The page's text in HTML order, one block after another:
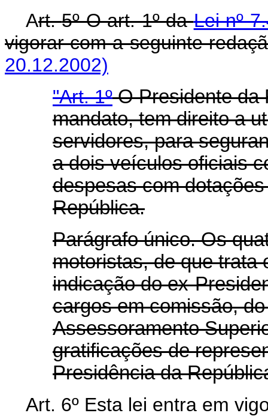
Art. 5º O art. 1º daLei nº
vigorar com a seguinte
20.12.2002)
"Art. 1ºO Presidente da
mandato, tem direito a
servidores, para
a dois veículos oficiais
despesas com
República.
Parágrafo único. Os
motoristas, de que trata
indicação do ex-
cargos em comissão,
Assessoramento
gratificações de
Presidência da
Art. 6º Esta lei entra em